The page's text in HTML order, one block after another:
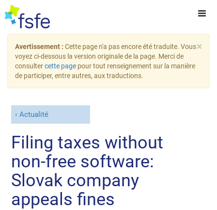
×
Avertissement : Cette page n'a pas encore été traduite. Vous
voyez ci-dessous la version originale de la page. Merci de
consultercette page pour tout renseignement sur la manière
de participer, entre autres, aux traductions.
Actualité
Filing taxes without
non-free software:
Slovak company
appeals fines